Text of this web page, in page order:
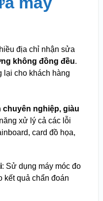
địa chỉ nhận sửa
không đồng đều.
lại cho khách hàng
nghiệp, giàu
xử lý cả các lỗi
card đồ họa,
: Sử dụng máy móc đo
kết quả chẩn đoán